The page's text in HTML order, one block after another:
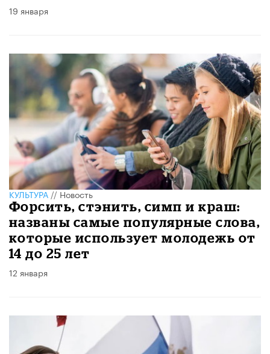
19 января
КУЛЬТУРА//Новость
Форсить, стэнить, симп и краш:
названы самые популярные слова,
которые использует молодежь от
14 до 25 лет
12 января